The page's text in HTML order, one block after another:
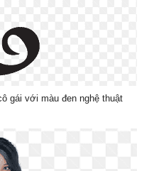
gái với màu đen nghệ thuật